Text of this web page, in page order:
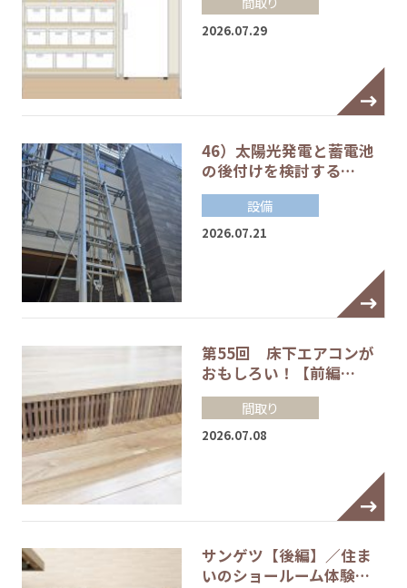
2026.07.29
46）太陽光発電と蓄電池
の後付けを検討する…
設備
2026.07.21
第55回 床下エアコンが
おもしろい！【前編…
間取り
2026.07.08
サンゲツ【後編】／住ま
いのショールーム体験…